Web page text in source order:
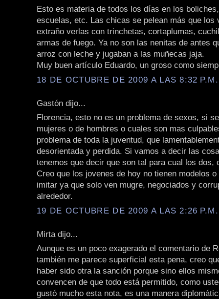
Esto es materia de todos los días en los
escuelas, etc. Las chicas se pelean más que los
extraño verlas con trinchetas, cortaplumas,
armas de fuego. Ya no son las nenitas de antes
arroz con leche y jugaban a las muñecas jaja.
Muy buen artículo Eduardo, un groso como
18 DE OCTUBRE DE 2009 A LAS 8:32 P.M.
Gastón dijo...
Florencia, esto no es un problema de sexos, si
mujeres o de hombres o cuales son mas
problema de toda la juventud, que
desorientada y perdida. Si vamos a decir las
tenemos que decir que son tal para cual los dos,
Creo que los jovenes de hoy no tienen modelos
imitar ya que solo ven mugre, negociados y
alrededor.
19 DE OCTUBRE DE 2009 A LAS 2:26 P.M.
Mirta dijo...
Aunque es un poco exagerado el comentario de
también me parece superficial esta pena, creo
haber sido otra la sanción porque sino ellos
convencen de que todo está permitido, como
gustó mucho esta nota, es una manera